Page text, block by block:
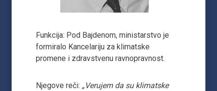
Funkcija: Pod Bajdenom, ministarstvo je
formiralo Kancelariju za klimatske
promene i zdravstvenu ravnopravnost.
Njegove reči: „Verujem da su klimatske